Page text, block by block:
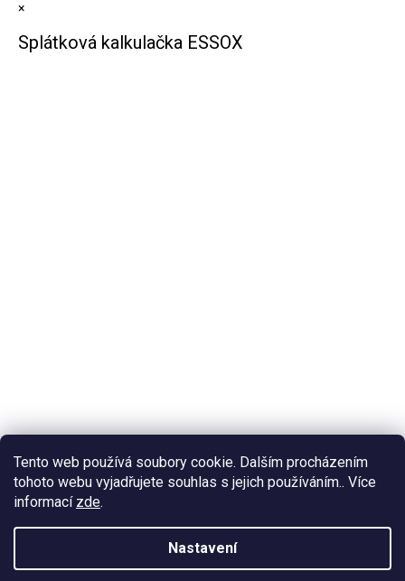
Tento web používá soubory cookie. Dalším procházením
tohoto webu vyjadřujete souhlas s jejich používáním.. Více
informací zde.
Nastavení
×
Splátková kalkulačka ESSOX